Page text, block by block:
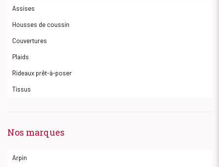
Assises
Housses de coussin
Couvertures
Plaids
Rideaux prêt-à-poser
Tissus
Nos marques
Arpin